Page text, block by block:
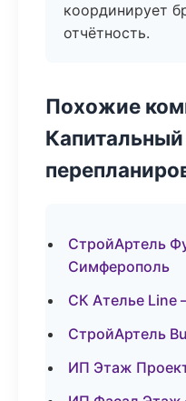
координирует
отчётность.
Похожие
СтройАртель
Симферополь
СК Ателье Line
СтройАртель
ИП Этаж